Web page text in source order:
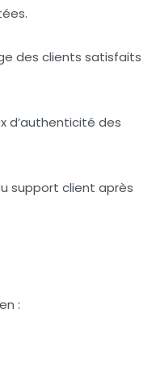
des clients satisfaits
d’authenticité des
support client après
: